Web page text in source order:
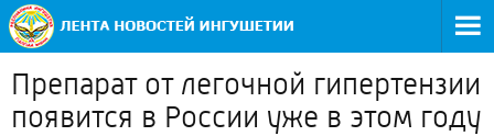
Препарат от легочной гипертензии
появится в России уже в этом году